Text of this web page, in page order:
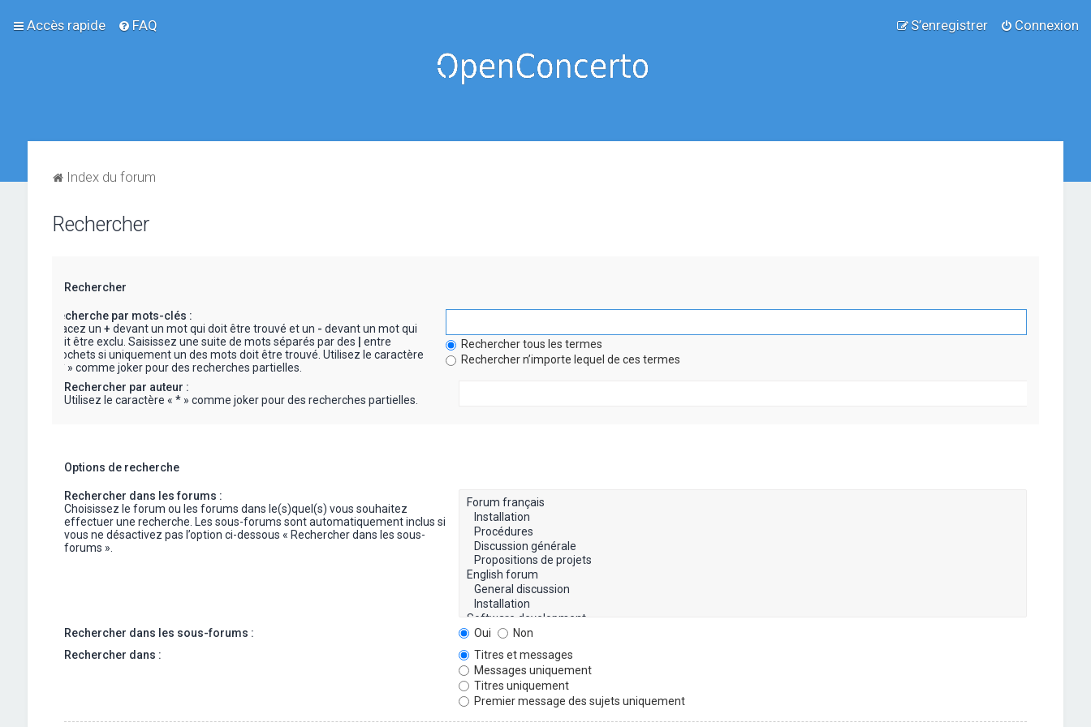
Accès rapide FAQ Connexion
S’enregistrer
Index du forum
Rechercher
Rechercher
Recherche par mots-clés :
Placez un + devant un mot qui doit être trouvé et un - devant un mot qui
doit être exclu. Saisissez une suite de mots séparés par des
entre
crochets si uniquement un des mots doit être trouvé. Utilisez le caractère
« * » comme joker pour des recherches partielles.
Rechercher tous les termes
Rechercher n’importe lequel de ces termes
Rechercher par auteur :
Utilisez le caractère « * » comme joker pour des recherches partielles.
Options de recherche
Rechercher dans les forums :
Choisissez le forum ou les forums dans le(s)quel(s) vous souhaitez
effectuer une recherche. Les sous-forums sont automatiquement inclus si
vous ne désactivez pas l’option ci-dessous « Rechercher dans les sous-
forums ».
Rechercher dans les sous-forums : Oui
Non
Rechercher dans :
Titres et messages
Messages uniquement
Titres uniquement
Premier message des sujets uniquement